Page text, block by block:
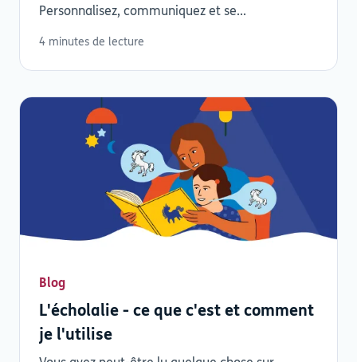
Personnalisez, communiquez et se...
4 minutes de lecture
Blog
L'écholalie - ce que c'est et comment
je l'utilise